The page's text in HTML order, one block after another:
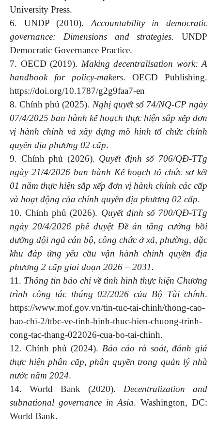
University Press.
6. UNDP (2010). Accountability in democratic
governance: Dimensions and strategies. UNDP
Democratic Governance Practice.
7. OECD (2019). Making decentralisation work: A
handbook for policy-makers. OECD Publishing.
https://doi.org/10.1787/g2g9faa7-en
8. Chính phủ (2025). Nghị quyết số 74/NQ-CP ngày
07/4/2025 ban hành kế hoạch thực hiện sắp xếp đơn
vị hành chính và xây dựng mô hình tổ chức chính
quyền địa phương 02 cấp.
9. Chính phủ (2026). Quyết định số 706/QĐ-TTg
ngày 21/4/2026 ban hành Kế hoạch tổ chức sơ kết
01 năm thực hiện sắp xếp đơn vị hành chính các cấp
và hoạt động của chính quyền địa phương 02 cấp.
10. Chính phủ (2026). Quyết định số 700/QĐ-TTg
ngày 20/4/2026 phê duyệt Đề án tăng cường bồi
dưỡng đội ngũ cán bộ, công chức ở xã, phường, đặc
khu đáp ứng yêu cầu vận hành chính quyền địa
phương 2 cấp giai đoạn 2026 – 2031.
11. Thông tin báo chí về tình hình thực hiện Chương
trình công tác tháng 02/2026 của Bộ Tài chính.
https://www.mof.gov.vn/tin-tuc-tai-chinh/thong-cao-
bao-chi-2/ttbc-ve-tinh-hinh-thuc-hien-chuong-trinh-
cong-tac-thang-022026-cua-bo-tai-chinh.
12. Chính phủ (2024). Báo cáo rà soát, đánh giá
thực hiện phân cấp, phân quyền trong quản lý nhà
nước năm 2024.
14. World Bank (2020). Decentralization and
subnational governance in Asia. Washington, DC:
World Bank.